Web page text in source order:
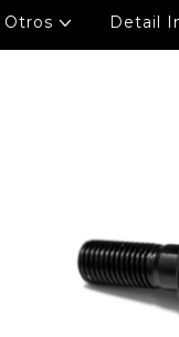
Otros Detail